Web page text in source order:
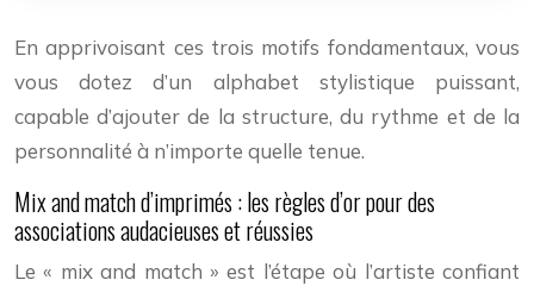
En apprivoisant ces trois motifs fondamentaux, vous
vous dotez d’un alphabet stylistique puissant,
capable d’ajouter de la structure, du rythme et de la
personnalité à n’importe quelle tenue.
Mix and match d’imprimés : les règles d’or pour des
associations audacieuses et réussies
Le « mix and match » est l’étape où l’artiste confiant